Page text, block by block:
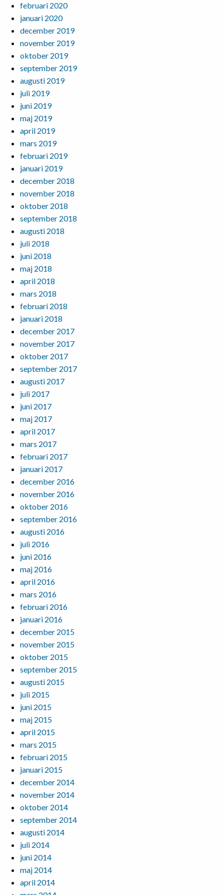
februari 2020
januari 2020
december 2019
november 2019
oktober 2019
september 2019
augusti 2019
juli 2019
juni 2019
maj 2019
april 2019
mars 2019
februari 2019
januari 2019
december 2018
november 2018
oktober 2018
september 2018
augusti 2018
juli 2018
juni 2018
maj 2018
april 2018
mars 2018
februari 2018
januari 2018
december 2017
november 2017
oktober 2017
september 2017
augusti 2017
juli 2017
juni 2017
maj 2017
april 2017
mars 2017
februari 2017
januari 2017
december 2016
november 2016
oktober 2016
september 2016
augusti 2016
juli 2016
juni 2016
maj 2016
april 2016
mars 2016
februari 2016
januari 2016
december 2015
november 2015
oktober 2015
september 2015
augusti 2015
juli 2015
juni 2015
maj 2015
april 2015
mars 2015
februari 2015
januari 2015
december 2014
november 2014
oktober 2014
september 2014
augusti 2014
juli 2014
juni 2014
maj 2014
april 2014